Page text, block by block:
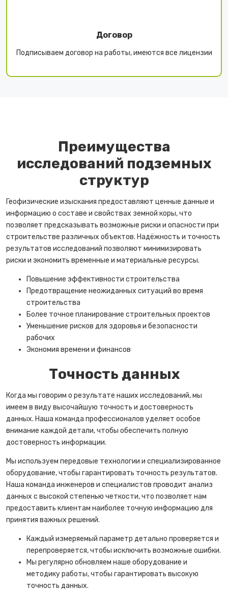
Договор
Подписываем договор на работы, имеются все лицензии
Преимущества
исследований подземных
структур
Геофизические изыскания предоставляют ценные данные и
информацию о составе и свойствах земной коры, что
позволяет предсказывать возможные риски и опасности при
строительстве различных объектов. Надёжность и точность
результатов исследований позволяют минимизировать
риски и экономить временные и материальные ресурсы.
Повышение эффективности строительства
Предотвращение неожиданных ситуаций во время
строительства
Более точное планирование строительных проектов
Уменьшение рисков для здоровья и безопасности
рабочих
Экономия времени и финансов
Точность данных
Когда мы говорим о результате наших исследований, мы
имеем в виду высочайшую точность и достоверность
данных. Наша команда профессионалов уделяет особое
внимание каждой детали, чтобы обеспечить полную
достоверность информации.
Мы используем передовые технологии и специализированное
оборудование, чтобы гарантировать точность результатов.
Наша команда инженеров и специалистов проводит анализ
данных с высокой степенью четкости, что позволяет нам
предоставить клиентам наиболее точную информацию для
принятия важных решений.
Каждый измеряемый параметр детально проверяется и
перепроверяется, чтобы исключить возможные ошибки.
Мы регулярно обновляем наше оборудование и
методику работы, чтобы гарантировать высокую
точность данных.